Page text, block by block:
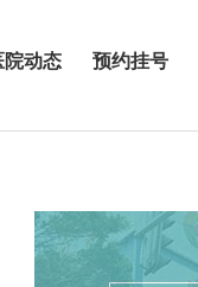
院动态 预约挂号